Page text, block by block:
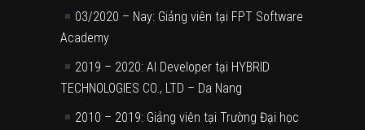
03/2020 – Nay: Giảng viên tại FPT Software
Academy
2019 – 2020: AI Developer tại HYBRID
TECHNOLOGIES CO., LTD – Da Nang
2010 – 2019: Giảng viên tại Trường Đại học